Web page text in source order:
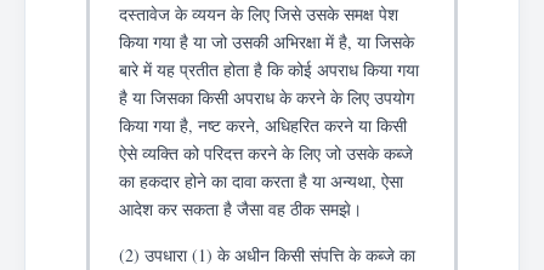
दस्तावेज के व्ययन के लिए जिसे उसके समक्ष पेश
किया गया है या जो उसकी अभिरक्षा में है, या जिसके
बारे में यह प्रतीत होता है कि कोई अपराध किया गया
है या जिसका किसी अपराध के करने के लिए उपयोग
किया गया है, नष्ट करने, अधिहरित करने या किसी
ऐसे व्यक्ति को परिदत्त करने के लिए जो उसके कब्जे
का हकदार होने का दावा करता है या अन्यथा, ऐसा
आदेश कर सकता है जैसा वह ठीक समझे।
(2) उपधारा (1) के अधीन किसी संपत्ति के कब्जे का